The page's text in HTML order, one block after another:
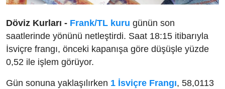
Döviz Kurları - Frank/TL kuru günün son
saatlerinde yönünü netleştirdi. Saat 18:15 itibarıyla
İsviçre frangı, önceki kapanışa göre düşüşle yüzde
0,52 ile işlem görüyor.
Gün sonuna yaklaşılırken 1 İsviçre Frangı, 58,0113